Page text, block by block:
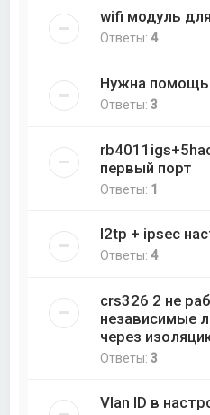
wifi модуль
Ответы:4
Нужна помощь
Ответы:3
первый порт
Ответы: 1
l2tp + ipsec
Ответы:4
crs326 2 не
независимые
через
Ответы:3
Vlan ID в